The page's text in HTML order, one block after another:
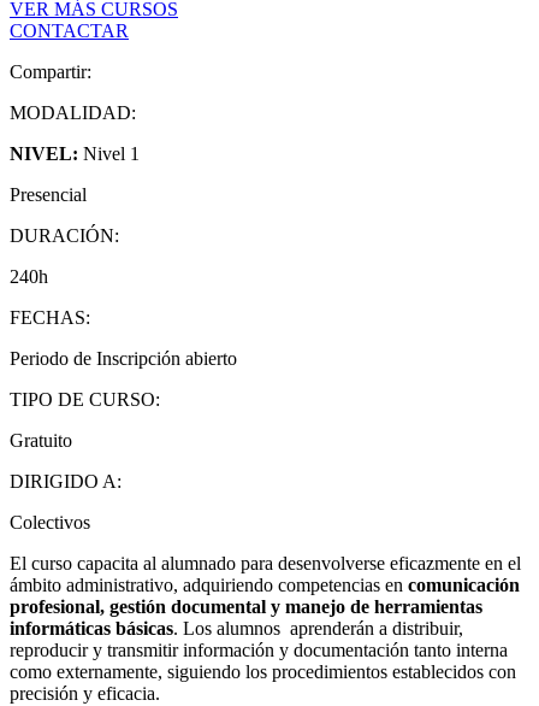
VER MÁS CURSOS
CONTACTAR
Compartir:
MODALIDAD:
NIVEL: Nivel 1
Presencial
DURACIÓN:
240h
FECHAS:
Periodo de Inscripción abierto
TIPO DE CURSO:
Gratuito
DIRIGIDO A:
Colectivos
El curso capacita al alumnado para desenvolverse eficazmente en el
ámbito administrativo, adquiriendo competencias en comunicación
profesional, gestión documental y manejo de herramientas
informáticas básicas. Los alumnos aprenderán a distribuir,
reproducir y transmitir información y documentación tanto interna
como externamente, siguiendo los procedimientos establecidos con
precisión y eficacia.